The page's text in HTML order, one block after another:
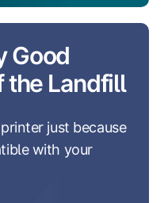
Good
the Landfill
just because
with your